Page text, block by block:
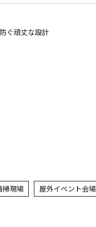
ぐ頑丈な設計
掃現場 屋外イベント会場